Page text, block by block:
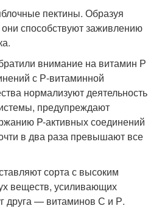
пектины. Образуя
способствуют заживлению
внимание на витамин Р
с Р-витаминной
нормализуют деятельность
предупреждают
P-активных соединений
в два раза превышают все
сорта с высоким
веществ, усиливающих
друга — витаминов С и Р.